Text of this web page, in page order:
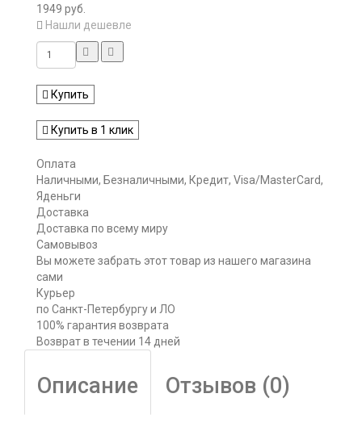
1949 руб.
Нашли дешевле
Купить
Купить в 1 клик
Оплата
Наличными, Безналичными, Кредит, Visa/MasterCard,
Яденьги
Доставка
Доставка по всему миру
Самовывоз
Вы можете забрать этот товар из нашего магазина
сами
Курьер
по Санкт-Петербургу и ЛО
100% гарантия возврата
Возврат в течении 14 дней
Описание Отзывов (0)